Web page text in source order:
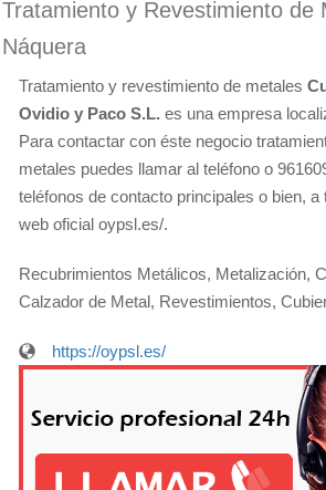
Tratamiento y Revestimiento de
Náquera
Tratamiento y revestimiento de metales
Ovidio y Paco S.L. es una empresa
Para contactar con éste negocio
metales puedes llamar al teléfono o
teléfonos de contacto principales o bien,
web oficial oypsl.es/.
Recubrimientos Metálicos, Metalización,
Calzador de Metal, Revestimientos,
https://oypsl.es/